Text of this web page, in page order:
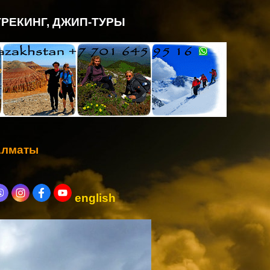
ДЖИП-ТУРЫ
english